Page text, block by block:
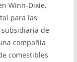
Winn-Dixie,
para las
subsidiaria de
compañía
comestibles